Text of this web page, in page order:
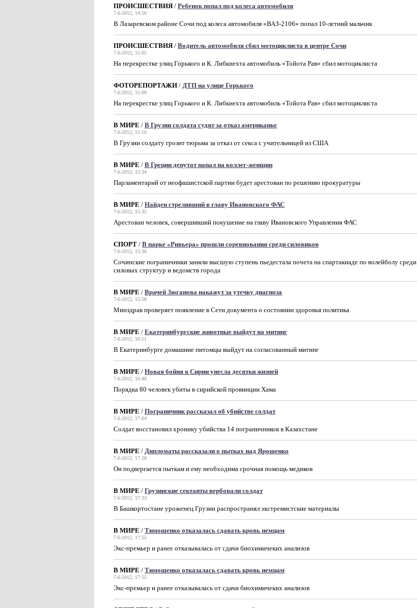
ПРОИСШЕСТВИЯ / Ребенок попал под колеса автомобиля
7-6-2012, 14:50
В Лазаревском районе Сочи под колеса автомобиля «ВАЗ-2106» попал 10-летний мальчик
ПРОИСШЕСТВИЯ / Водитель автомобиля сбил мотоциклиста в центре Сочи
7-6-2012, 15:05
На перекрестке улиц Горького и К. Либкнехта автомобиль «Тойота Рав» сбил мотоциклиста
ФОТОРЕПОРТАЖИ / ДТП на улице Горького
7-6-2012, 15:09
На перекрестке улиц Горького и К. Либкнехта автомобиль «Тойота Рав» сбил мотоциклиста
В МИРЕ / В Грузии солдата судят за отказ американке
7-6-2012, 15:10
В Грузии солдату грозит тюрьма за отказ от секса с учительницей из США
В МИРЕ / В Греции депутат напал на коллег-женщин
7-6-2012, 15:34
Парламентарий от неофашистской партии будет арестован по решению прокуратуры
В МИРЕ / Найден стрелявший в главу Ивановского ФАС
7-6-2012, 15:35
Арестован человек, совершивший покушение на главу Ивановского Управления ФАС
СПОРТ / В парке «Ривьера» прошли соревнования среди силовиков
7-6-2012, 15:36
Сочинские пограничники заняли высшую ступень пьедестала почета на спартакиаде по волейболу среди
силовых структур и ведомств города
В МИРЕ / Врачей Зюганова накажут за утечку диагноза
7-6-2012, 15:58
Минздрав проверяет появление в Сети документа о состоянии здоровья политика
В МИРЕ / Екатеринбургские животные выйдут на митинг
7-6-2012, 16:11
В Екатеринбурге домашние питомцы выйдут на согласованный митинг
В МИРЕ / Новая бойня в Сирии унесла десятки жизней
7-6-2012, 16:48
Порядка 80 человек убиты в сирийской провинции Хама
В МИРЕ / Пограничник рассказал об убийстве солдат
7-6-2012, 17:04
Солдат восстановил хронику убийства 14 пограничников в Казахстане
В МИРЕ / Дипломаты рассказали о пытках над Ярошенко
7-6-2012, 17:28
Он подвергается пыткам и ему необходима срочная помощь медиков
В МИРЕ / Грузинские сектанты вербовали солдат
7-6-2012, 17:33
В Башкортостане уроженец Грузии распространял экстремистские материалы
В МИРЕ / Тимошенко отказалась сдавать кровь немцам
7-6-2012, 17:55
Экс-премьер и ранее отказывалась от сдачи биохимичеких анализов
В МИРЕ / Тимошенко отказалась сдавать кровь немцам
7-6-2012, 17:55
Экс-премьер и ранее отказывалась от сдачи биохимичеких анализов